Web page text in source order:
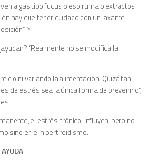
algas tipo fucus o espirulina o extractos
hay que tener cuidado con un laxante
Y
“Realmente no se modifica la
ni variando Ia alimentación. Quizá tan
de estrés sea Ia única forma de prevenirlo”,
el estrés crónico, influyen, pero no
sino en el hipertiroidismo.